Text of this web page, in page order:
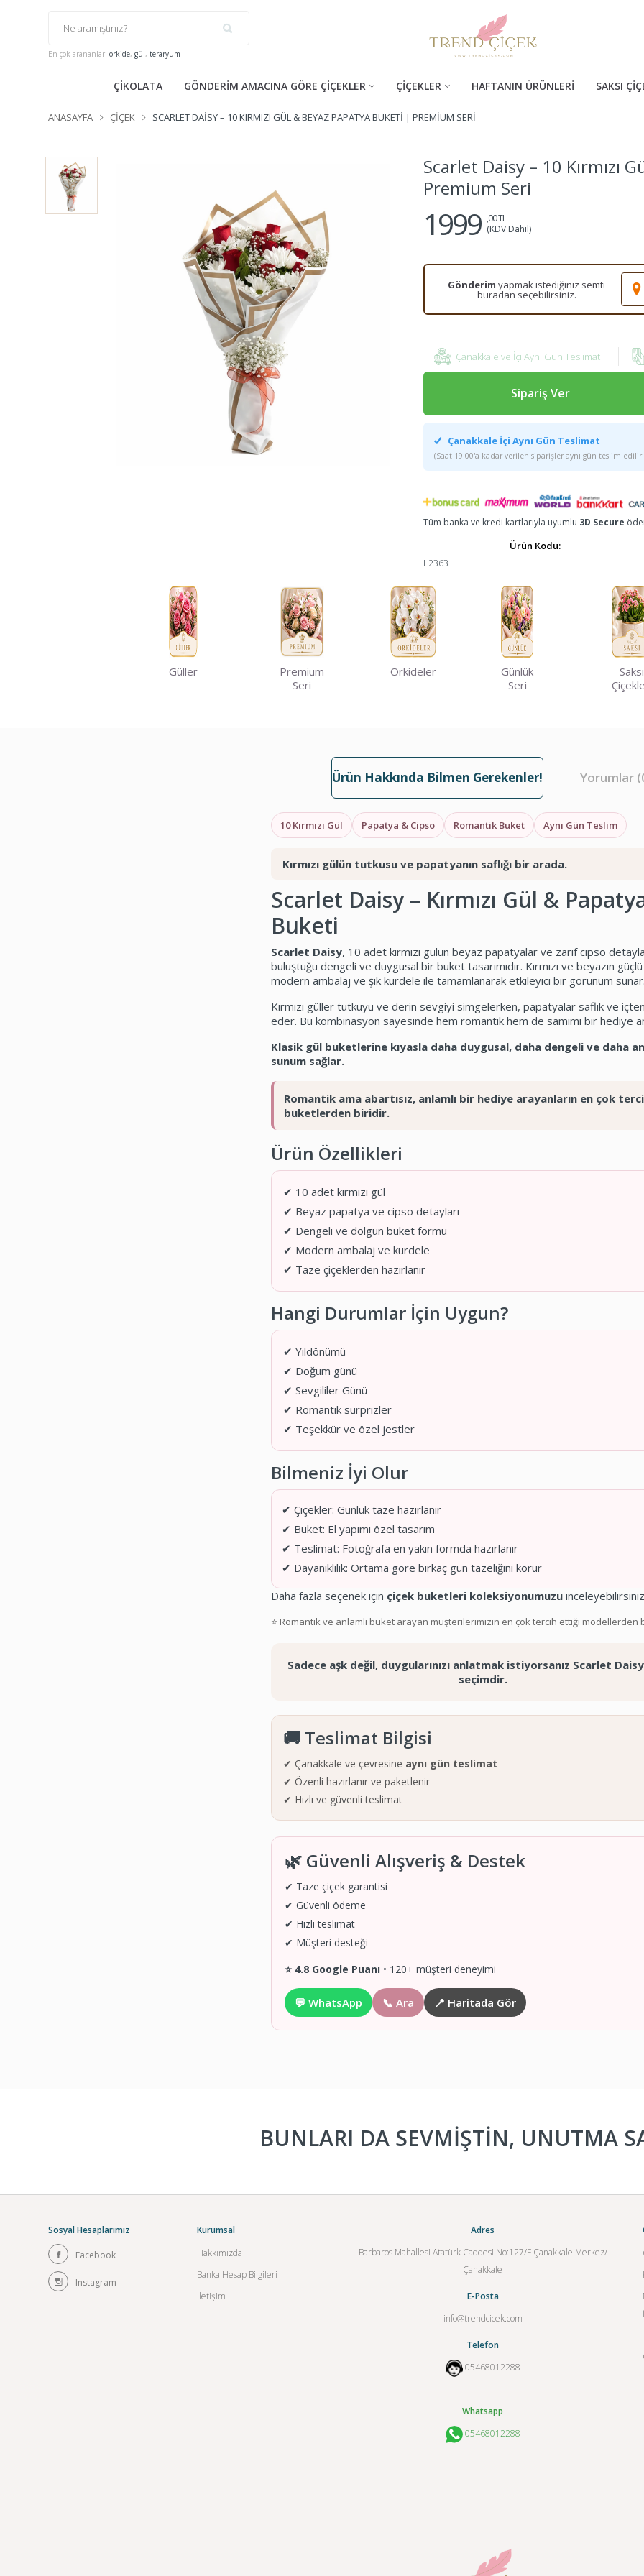
En çok arananlar: orkide, gül, teraryum
ÇİKOLATA GÖNDERİM AMACINA GÖRE ÇİÇEKLER ÇİÇEKLER HAFTANIN ÜRÜNLERİ SAKSI
ANASAYFA ÇIÇEK SCARLET DAISY – 10 KIRMIZI GÜL & BEYAZ PAPATYA BUKETI | PREMIUM SERI
Scarlet Daisy – 10 Kırmızı
Premium Seri
1999 ,00 TL
(KDV Dahil)
Gönderim yapmak istediğiniz semti
buradan seçebilirsiniz.
Çanakkale ve İçi Aynı Gün Teslimat
Sipariş Ver
Çanakkale İçi Aynı Gün Teslimat
(Saat 19:00'a kadar verilen siparişler aynı gün teslim
Tüm banka ve kredi kartlarıyla uyumlu 3D Secure
Ürün Kodu:
L2363
Güller
Premium
Seri
Orkideler
Günlük
Seri
Saksı
Ürün Hakkında Bilmen Gerekenler! Yorumlar
10 Kırmızı Gül Papatya & Cipso Romantik Buket Aynı Gün Teslim
Kırmızı gülün tutkusu ve papatyanın saflığı bir arada.
Scarlet Daisy – Kırmızı Gül &
Buketi
Scarlet Daisy, 10 adet kırmızı gülün beyaz papatyalar ve zarif cipso
buluştuğu dengeli ve duygusal bir buket tasarımıdır. Kırmızı ve beyazın
modern ambalaj ve şık kurdele ile tamamlanarak etkileyici bir görünüm
Kırmızı güller tutkuyu ve derin sevgiyi simgelerken, papatyalar saflık ve
eder. Bu kombinasyon sayesinde hem romantik hem de samimi bir hediye
Klasik gül buketlerine kıyasla daha duygusal, daha dengeli ve daha
sunum sağlar.
Romantik ama abartısız, anlamlı bir hediye arayanların en çok
buketlerden biridir.
Ürün Özellikleri
✔ 10 adet kırmızı gül
✔ Beyaz papatya ve cipso detayları
✔ Dengeli ve dolgun buket formu
✔ Modern ambalaj ve kurdele
✔ Taze çiçeklerden hazırlanır
Hangi Durumlar İçin Uygun?
✔ Yıldönümü
✔ Doğum günü
✔ Sevgililer Günü
✔ Romantik sürprizler
✔ Teşekkür ve özel jestler
Bilmeniz İyi Olur
✔ Çiçekler: Günlük taze hazırlanır
✔ Buket: El yapımı özel tasarım
✔ Teslimat: Fotoğrafa en yakın formda hazırlanır
✔ Dayanıklılık: Ortama göre birkaç gün tazeliğini korur
Daha fazla seçenek için çiçek buketleri koleksiyonumuzu
⭐ Romantik ve anlamlı buket arayan müşterilerimizin en çok tercih ettiği modellerden
Sadece aşk değil, duygularınızı anlatmak istiyorsanız Scarlet
seçimdir.
🚚 Teslimat Bilgisi
✔ Çanakkale ve çevresine aynı gün teslimat
✔ Özenli hazırlanır ve paketlenir
✔ Hızlı ve güvenli teslimat
🌿 Güvenli Alışveriş & Destek
✔ Taze çiçek garantisi
✔ Güvenli ödeme
✔ Hızlı teslimat
✔ Müşteri desteği
⭐ 4.8 Google Puanı • 120+ müşteri deneyimi
💬 WhatsApp 📞 Ara 📍 Haritada Gör
BUNLARI DA SEVMİŞTİN, UNUTMA
Sosyal Hesaplarımız
Facebook
Instagram
Kurumsal
Hakkımızda
Banka Hesap Bilgileri
İletişim
Adres
Barbaros Mahallesi Atatürk Caddesi No:127/F Çanakkale Merkez/
Çanakkale
E-Posta
info@trendcicek.com
Telefon
05468012288
Whatsapp
05468012288